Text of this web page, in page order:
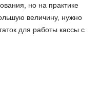
но на практике
величину, нужно
для работы кассы с